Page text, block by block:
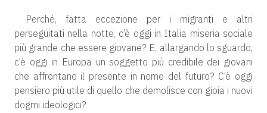
Perché, fatta eccezione per i migranti e altri
perseguitati nella notte, c’è oggi in Italia miseria sociale
più grande che essere giovane? E, allargando lo sguardo,
c’è oggi in Europa un soggetto più credibile dei giovani
che affrontano il presente in nome del futuro? C’è oggi
pensiero più utile di quello che demolisce con gioia i nuovi
dogmi ideologici?